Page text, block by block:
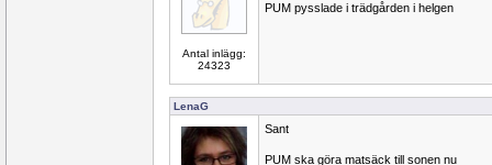
Antal inlägg:
24323
PUM pysslade i trädgården i helgen
LenaG
Sant
PUM ska göra matsäck till sonen nu